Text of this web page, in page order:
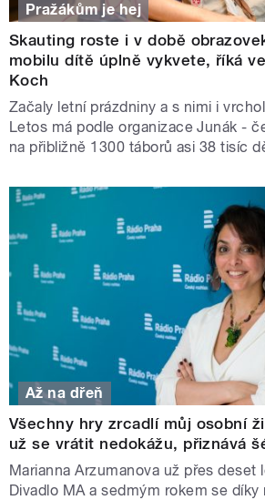
Pražákům je hej
Skauting roste i v době
mobilu dítě úplně vykvete, říká
Koch
Začaly letní prázdniny a s nimi i
Letos má podle organizace Junák -
na přibližně 1300 táborů asi 38 tisíc
Až na dřeň
Všechny hry zrcadlí můj osobní
už se vrátit nedokážu, přiznává
Marianna Arzumanova už přes deset
Divadlo MA a sedmým rokem se